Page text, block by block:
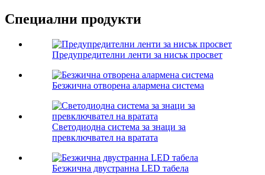
Специални продукти
Предупредителни ленти за нисък просвет
Безжична отворена алармена система
Светодиодна система за знаци за
превключвател на вратата
Безжична двустранна LED табела